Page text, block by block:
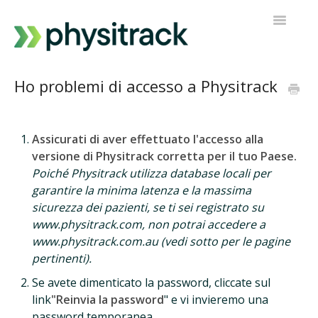
Contatta l'assistenza
Ho problemi di accesso a Physitrack
Assicurati di aver effettuato l'accesso alla
versione di Physitrack corretta per il tuo Paese.
Poiché Physitrack utilizza database locali per
garantire la minima latenza e la massima
sicurezza dei pazienti, se ti sei registrato su
www.physitrack.com, non potrai accedere a
www.physitrack.com.au (vedi sotto per le pagine
pertinenti).
Se avete dimenticato la password, cliccate sul
link"Reinvia la password" e vi invieremo una